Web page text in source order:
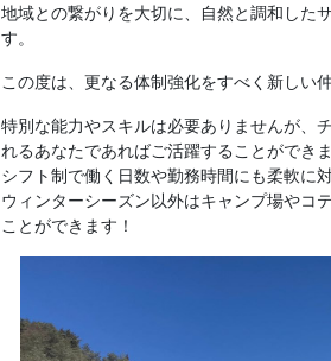
地域との繋がりを大切に、自然と調和した
す。
この度は、更なる体制強化をすべく新しい
特別な能力やスキルは必要ありませんが、
れるあなたであればご活躍することができま
シフト制で働く日数や勤務時間にも柔軟に
ウィンターシーズン以外はキャンプ場やコ
ことができます！